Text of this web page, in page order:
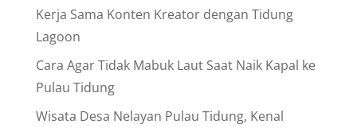
Kerja Sama Konten Kreator dengan Tidung
Lagoon
Cara Agar Tidak Mabuk Laut Saat Naik Kapal ke
Pulau Tidung
Wisata Desa Nelayan Pulau Tidung, Kenal